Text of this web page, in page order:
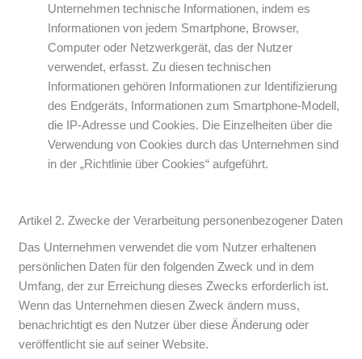
Unternehmen technische Informationen, indem es
Informationen von jedem Smartphone, Browser,
Computer oder Netzwerkgerät, das der Nutzer
verwendet, erfasst. Zu diesen technischen
Informationen gehören Informationen zur Identifizierung
des Endgeräts, Informationen zum Smartphone-Modell,
die IP-Adresse und Cookies. Die Einzelheiten über die
Verwendung von Cookies durch das Unternehmen sind
in der „Richtlinie über Cookies“ aufgeführt.
Artikel 2. Zwecke der Verarbeitung personenbezogener Daten
Das Unternehmen verwendet die vom Nutzer erhaltenen
persönlichen Daten für den folgenden Zweck und in dem
Umfang, der zur Erreichung dieses Zwecks erforderlich ist.
Wenn das Unternehmen diesen Zweck ändern muss,
benachrichtigt es den Nutzer über diese Änderung oder
veröffentlicht sie auf seiner Website.